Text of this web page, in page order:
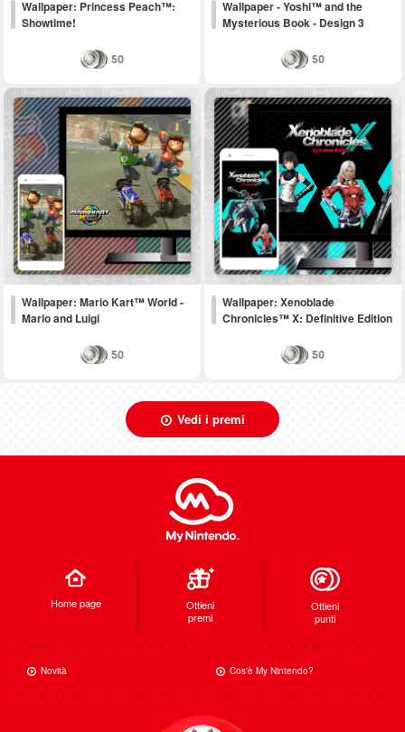
Wallpaper: Princess Peach™:
Showtime!
50
Wallpaper - Yoshi™ and the
Mysterious Book - Design 3
50
Wallpaper: Mario Kart™ World -
Mario and Luigi
50
Wallpaper: Xenoblade
Chronicles™ X: Definitive Edition
50
Vedi i premi
Home page
Ottieni
premi
Ottieni
punti
Novità Cos'è My Nintendo?